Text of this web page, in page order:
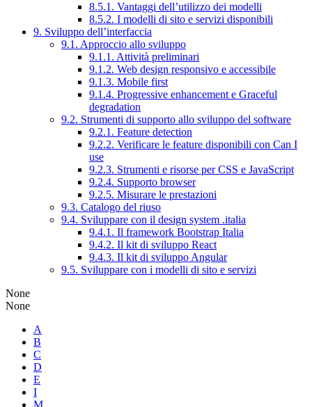
8.5.1. Vantaggi dell’utilizzo dei modelli
8.5.2. I modelli di sito e servizi disponibili
9. Sviluppo dell’interfaccia
9.1. Approccio allo sviluppo
9.1.1. Attività preliminari
9.1.2. Web design responsivo e accessibile
9.1.3. Mobile first
9.1.4. Progressive enhancement e Graceful
degradation
9.2. Strumenti di supporto allo sviluppo del software
9.2.1. Feature detection
9.2.2. Verificare le feature disponibili con Can I
use
9.2.3. Strumenti e risorse per CSS e JavaScript
9.2.4. Supporto browser
9.2.5. Misurare le prestazioni
9.3. Catalogo del riuso
9.4. Sviluppare con il design system .italia
9.4.1. Il framework Bootstrap Italia
9.4.2. Il kit di sviluppo React
9.4.3. Il kit di sviluppo Angular
9.5. Sviluppare con i modelli di sito e servizi
None
None
A
B
C
D
E
I
M